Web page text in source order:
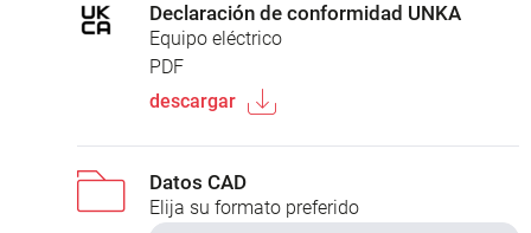
Declaración de conformidad UNKA
Equipo eléctrico
PDF
descargar
Datos CAD
Elija su formato preferido